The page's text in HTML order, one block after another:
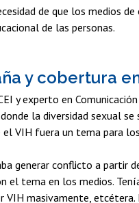
de que los medios
de las personas.
y cobertura
y experto en
la diversidad sexual
VIH fuera un tema para
generar conflicto a partir
el tema en los medios.
masivamente, etcétera.